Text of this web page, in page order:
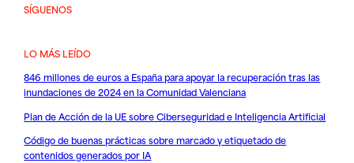
SÍGUENOS
LO MÁS LEÍDO
846 millones de euros a España para apoyar la recuperación tras las
inundaciones de 2024 en la Comunidad Valenciana
Plan de Acción de la UE sobre Ciberseguridad e Inteligencia Artificial
Código de buenas prácticas sobre marcado y etiquetado de
contenidos generados por IA